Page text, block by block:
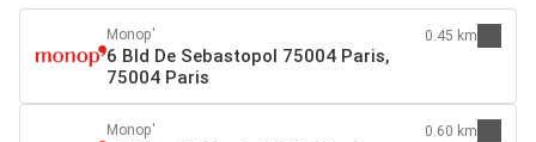
Monop'
6 Bld De Sebastopol 75004 Paris,
75004 Paris
0.45 km
Monop' 0.60 km